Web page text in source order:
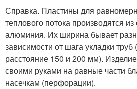
Справка. Пластины для
теплового потока производятся
алюминия. Их ширина бывает
зависимости от шага укладки
расстояние 150 и 200 мм).
своими руками на равные части
насечкам (перфорации).